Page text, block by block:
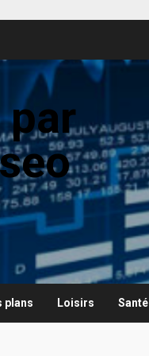
plans Loisirs Santé